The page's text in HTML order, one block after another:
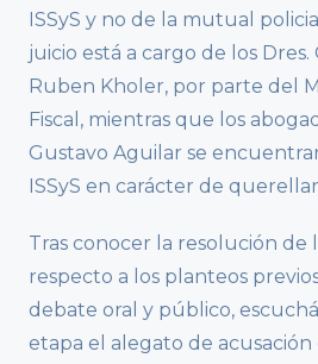
ISSyS y no de la mutual
juicio está a cargo de los
Ruben Kholer, por parte del
Fiscal, mientras que los
Gustavo Aguilar se
ISSyS en carácter de
Tras conocer la resolución de
respecto a los planteos
debate oral y público,
etapa el alegato de